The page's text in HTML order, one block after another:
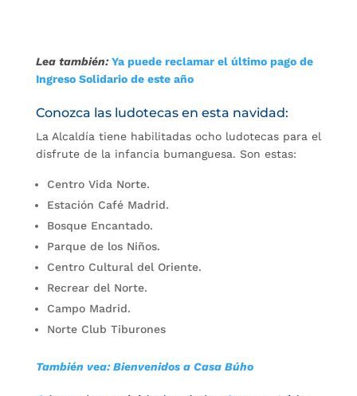
Lea también:Ya puede reclamar el último pago de
Ingreso Solidario de este año
Conozca las ludotecas en esta navidad:
La Alcaldía tiene habilitadas ocho ludotecas para el
disfrute de la infancia bumanguesa. Son estas:
Centro Vida Norte.
Estación Café Madrid.
Bosque Encantado.
Parque de los Niños.
Centro Cultural del Oriente.
Recrear del Norte.
Campo Madrid.
Norte Club Tiburones
También vea: Bienvenidos a Casa Búho